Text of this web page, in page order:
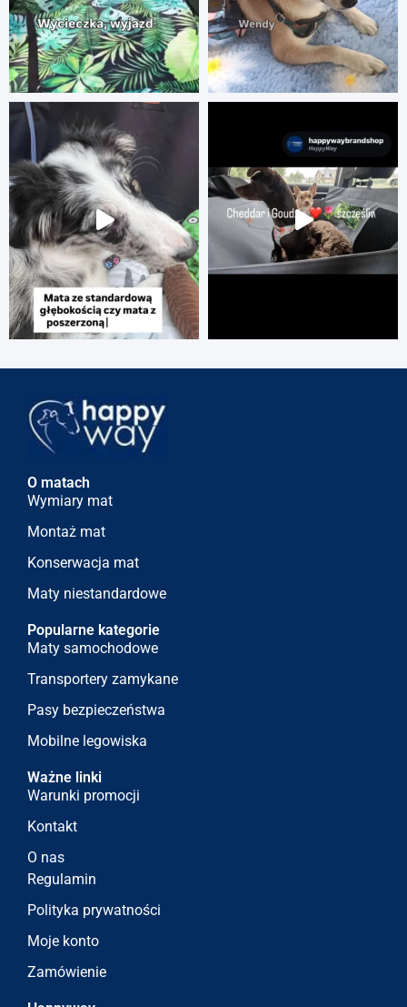
O matach
Wymiary mat
Montaż mat
Konserwacja mat
Maty niestandardowe
Popularne kategorie
Maty samochodowe
Transportery zamykane
Pasy bezpieczeństwa
Mobilne legowiska
Ważne linki
Warunki promocji
Kontakt
O nas
Regulamin
Polityka prywatności
Moje konto
Zamówienie